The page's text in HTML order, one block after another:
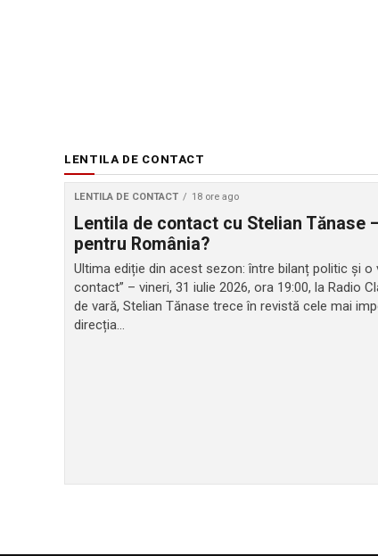
LENTILA DE CONTACT
LENTILA DE CONTACT 18 ore ago
Lentila de contact cu Stelian Tănase
pentru România?
Ultima ediție din acest sezon: între bilanț politic și
contact” – vineri, 31 iulie 2026, ora 19:00, la Radio
de vară, Stelian Tănase trece în revistă cele mai
direcția...